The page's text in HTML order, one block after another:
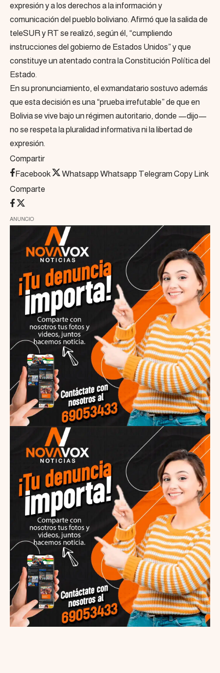
expresión y a los derechos a la información y
comunicación del pueblo boliviano. Afirmó que la salida de
teleSUR y RT se realizó, según él, “cumpliendo
instrucciones del gobierno de Estados Unidos” y que
constituye un atentado contra la Constitución Política del
Estado.
En su pronunciamiento, el exmandatario sostuvo además
que esta decisión es una “prueba irrefutable” de que en
Bolivia se vive bajo un régimen autoritario, donde —dijo—
no se respeta la pluralidad informativa ni la libertad de
expresión.
Compartir
Facebook
Whatsapp Whatsapp TelegramCopy Link
Comparte
ANUNCIO